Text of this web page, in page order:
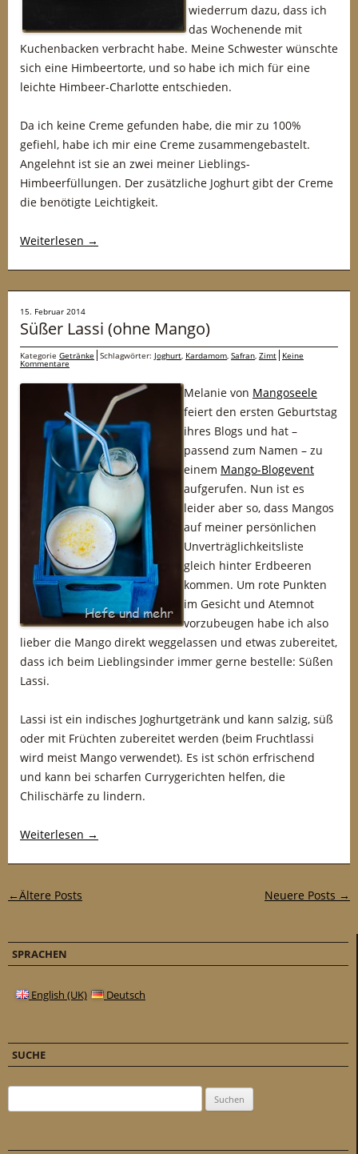
wiederrum dazu, dass ich
das Wochenende mit
Kuchenbacken verbracht habe. Meine Schwester wünschte
sich eine Himbeertorte, und so habe ich mich für eine
leichte Himbeer-Charlotte entschieden.
Da ich keine Creme gefunden habe, die mir zu 100%
gefiehl, habe ich mir eine Creme zusammengebastelt.
Angelehnt ist sie an zwei meiner Lieblings-
Himbeerfüllungen. Der zusätzliche Joghurt gibt der Creme
die benötigte Leichtigkeit.
Weiterlesen →
15. Februar 2014
Süßer Lassi (ohne Mango)
Kategorie Getränke Schlagwörter: Joghurt, Kardamom, Safran, Zimt Keine
Kommentare
Melanie von Mangoseele
feiert den ersten Geburtstag
ihres Blogs und hat –
passend zum Namen – zu
einem Mango-Blogevent
aufgerufen. Nun ist es
leider aber so, dass Mangos
auf meiner persönlichen
Unverträglichkeitsliste
gleich hinter Erdbeeren
kommen. Um rote Punkten
im Gesicht und Atemnot
vorzubeugen habe ich also
lieber die Mango direkt weggelassen und etwas zubereitet,
dass ich beim Lieblingsinder immer gerne bestelle: Süßen
Lassi.
Lassi ist ein indisches Joghurtgetränk und kann salzig, süß
oder mit Früchten zubereitet werden (beim Fruchtlassi
wird meist Mango verwendet). Es ist schön erfrischend
und kann bei scharfen Currygerichten helfen, die
Chilischärfe zu lindern.
Weiterlesen →
Post-Navigation
←Ältere Posts Neuere Posts →
SPRACHEN
English (UK) Deutsch
SUCHE